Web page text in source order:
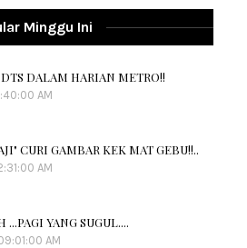
Minggu Ini
DALAM HARIAN METRO!!
AM
CURI GAMBAR KEK MAT GEBU!!..
AM
...PAGI YANG SUGUL....
AM